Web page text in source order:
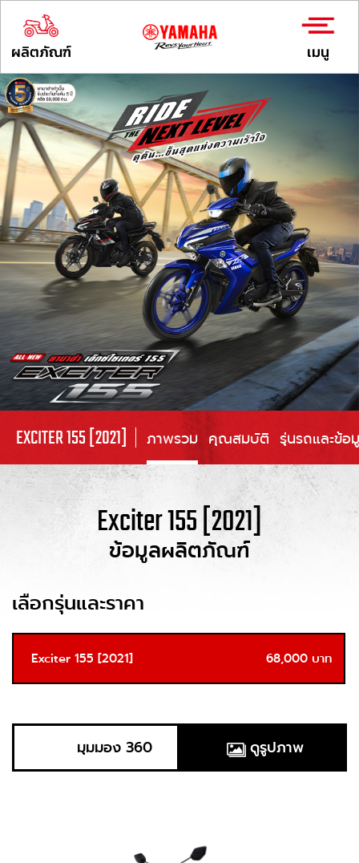
ผลิตภัณฑ์ เมนู
EXCITER 155 [2021] ภาพรวม คุณสมบัติ รุ่นรถและข้อ
Exciter 155 [2021]
ข้อมูลผลิตภัณฑ์
เลือกรุ่นและราคา
Exciter 155 [2021] 68,000 บาท
มุมมอง 360 ดูรูปภาพ